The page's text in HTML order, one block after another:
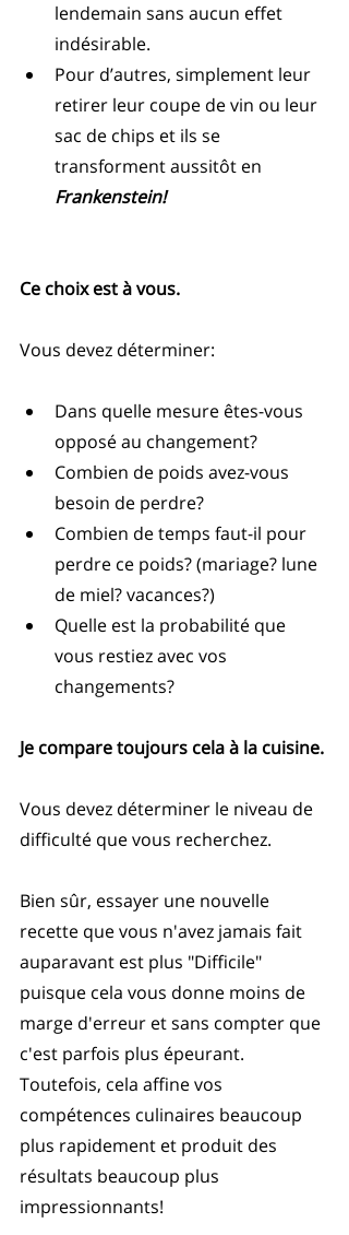
lendemain sans aucun effet
indésirable.
Pour d’autres, simplement leur
retirer leur coupe de vin ou leur
sac de chips et ils se
transforment aussitôt en
Frankenstein!
Ce choix est à vous.
Vous devez déterminer:
Dans quelle mesure êtes-vous
opposé au changement?
Combien de poids avez-vous
besoin de perdre?
Combien de temps faut-il pour
perdre ce poids? (mariage? lune
de miel? vacances?)
Quelle est la probabilité que
vous restiez avec vos
changements?
Je compare toujours cela à la cuisine.
Vous devez déterminer le niveau de
difficulté que vous recherchez.
Bien sûr, essayer une nouvelle
recette que vous n'avez jamais fait
auparavant est plus "Difficile"
puisque cela vous donne moins de
marge d'erreur et sans compter que
c'est parfois plus épeurant.
Toutefois, cela affine vos
compétences culinaires beaucoup
plus rapidement et produit des
résultats beaucoup plus
impressionnants!